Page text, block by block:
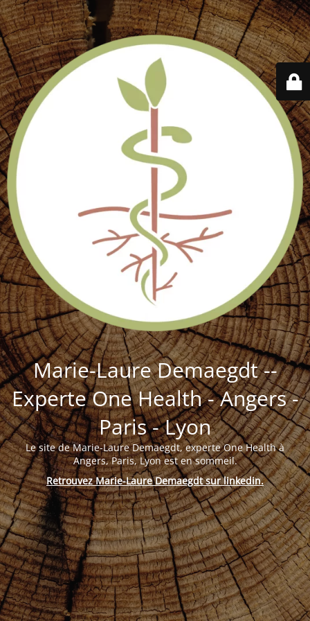
Marie-Laure Demaegdt --
Experte One Health - Angers -
Paris - Lyon
Le site de Marie-Laure Demaegdt, experte One Health à
Angers, Paris, Lyon est en sommeil.
Retrouvez Marie-Laure Demaegdt sur linkedin.